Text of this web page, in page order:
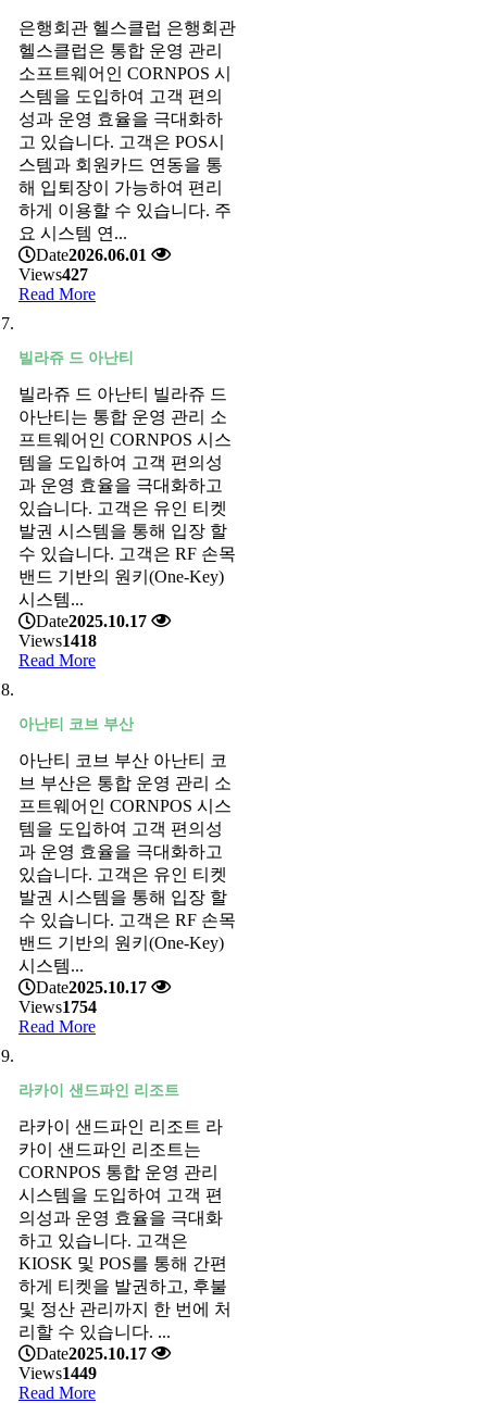
은행회관 헬스클럽 은행회관
헬스클럽은 통합 운영 관리
소프트웨어인 CORNPOS 시
스템을 도입하여 고객 편의
성과 운영 효율을 극대화하
고 있습니다. 고객은 POS시
스템과 회원카드 연동을 통
해 입퇴장이 가능하여 편리
하게 이용할 수 있습니다. 주
요 시스템 연...
Date2026.06.01
Views427
Read More
빌라쥬 드 아난티
빌라쥬 드 아난티 빌라쥬 드
아난티는 통합 운영 관리 소
프트웨어인 CORNPOS 시스
템을 도입하여 고객 편의성
과 운영 효율을 극대화하고
있습니다. 고객은 유인 티켓
발권 시스템을 통해 입장 할
수 있습니다. 고객은 RF 손목
밴드 기반의 원키(One-Key)
시스템...
Date2025.10.17
Views1418
Read More
아난티 코브 부산
아난티 코브 부산 아난티 코
브 부산은 통합 운영 관리 소
프트웨어인 CORNPOS 시스
템을 도입하여 고객 편의성
과 운영 효율을 극대화하고
있습니다. 고객은 유인 티켓
발권 시스템을 통해 입장 할
수 있습니다. 고객은 RF 손목
밴드 기반의 원키(One-Key)
시스템...
Date2025.10.17
Views1754
Read More
라카이 샌드파인 리조트
라카이 샌드파인 리조트 라
카이 샌드파인 리조트는
CORNPOS 통합 운영 관리
시스템을 도입하여 고객 편
의성과 운영 효율을 극대화
하고 있습니다. 고객은
KIOSK 및 POS를 통해 간편
하게 티켓을 발권하고, 후불
및 정산 관리까지 한 번에 처
리할 수 있습니다. ...
Date2025.10.17
Views1449
Read More